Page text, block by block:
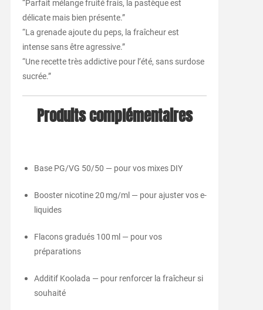
“Parfait mélange fruité frais, la pastèque est
délicate mais bien présente.”
“La grenade ajoute du peps, la fraîcheur est
intense sans être agressive.”
“Une recette très addictive pour l’été, sans surdose
sucrée.”
Produits complémentaires
Base PG/VG 50/50 — pour vos mixes DIY
Booster nicotine 20 mg/ml — pour ajuster vos e-
liquides
Flacons gradués 100 ml — pour vos
préparations
Additif Koolada — pour renforcer la fraîcheur si
souhaité